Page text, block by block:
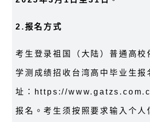
2.报名方式
考生登录祖国（大陆）普通高校
学测成绩招收台湾高中毕业生报
址：https://
报名。考生须按照要求输入个人